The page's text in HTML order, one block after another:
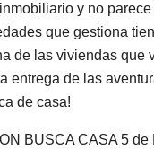
y no
que gestiona
de las viviendas que
entrega de las
de casa!
BUSCA CASA 5 de